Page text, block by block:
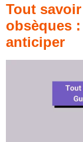
Tout
obsèques
anticiper